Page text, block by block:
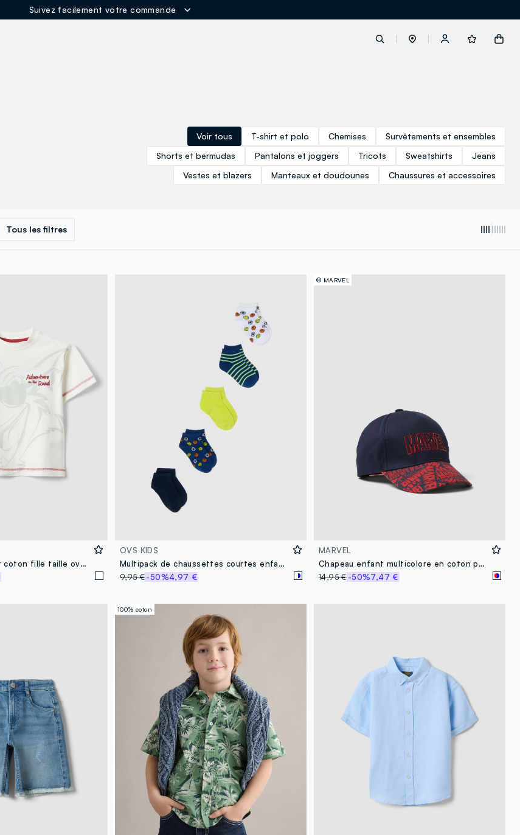
button.loginandregister
button.order.tracking
Voir tous T-shirt et polo Chemises
Survêtements et ensembles
Shorts et bermudas
Pantalons et joggers Tricots Sweatshirts
Jeans
Vestes et blazers
Manteaux et doudounes Chaussures et accessoires
Tous les filtres
T-shirt blanc en pur coton fille taille oversize avec imprimé
OVS KIDS
Multipack de chaussettes courtes enfant en coton mélangé multicolores avec motifs
9,95 €-50%4,97 €
© MARVEL
MARVEL
Chapeau enfant multicolore en coton pur avec logo Marvel
14,95 €-50%7,47 €
100% coton